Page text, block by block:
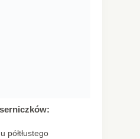
półtłustego